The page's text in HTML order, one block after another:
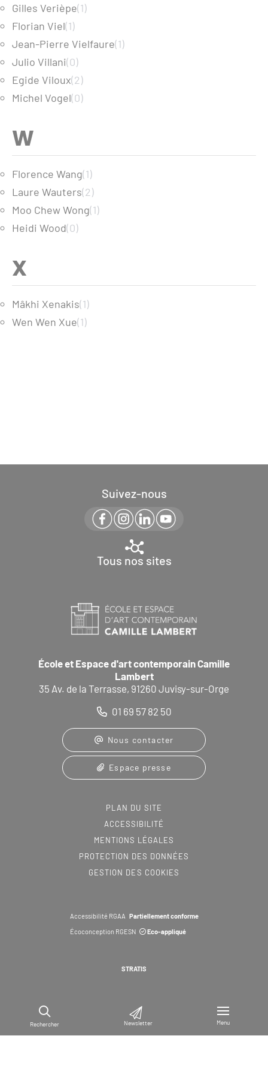
Rechercher Newsletter Menu
Gilles Verièpe(1)
Florian Viel(1)
Jean-Pierre Vielfaure(1)
Julio Villani(0)
Egide Viloux(2)
Michel Vogel(0)
W
Florence Wang(1)
Laure Wauters(2)
Moo Chew Wong(1)
Heidi Wood(0)
X
Mâkhi Xenakis(1)
Wen Wen Xue(1)
Suivez-nous
Tous nos sites
École et Espace d'art contemporain Camille
Lambert
35 Av. de la Terrasse, 91260 Juvisy-sur-Orge
01 69 57 82 50
Nous contacter
Espace presse
PLAN DU SITE
ACCESSIBILITÉ
MENTIONS LÉGALES
PROTECTION DES DONNÉES
GESTION DES COOKIES
Accessibilité RGAA Partiellement conforme
Écoconception RGESN
Eco-appliqué
STRATIS